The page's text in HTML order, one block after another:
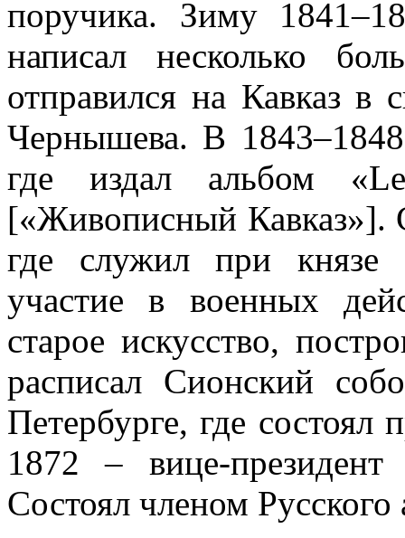
поручика. Зиму
написал несколько
отправился на Кавказ в
Чернышева. В
где издал альбом
[«Живописный Кавказ»].
где служил при
участие в военных
старое искусство,
расписал Сионский
Петербурге, где
1872 – вице-
Состоял членом Русского